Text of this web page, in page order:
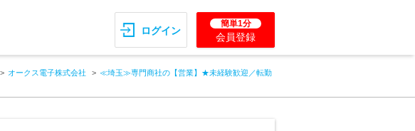
ログイン
簡単1分
会員登録
オークス電子株式会社
≪埼玉≫専門商社の【営業】★未経験歓迎／転勤